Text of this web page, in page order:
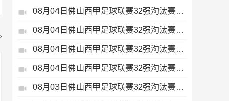
08月04日佛山西甲足球联赛32强淘汰赛藝品高國際VS湛江狂狼·粵辉能源全场录像
08月04日佛山西甲足球联赛32强淘汰赛贪玩游戏VS美的薪火全场录像
08月04日佛山西甲足球联赛32强淘汰赛肇庆恒骏成VS三七互娱全场录像
08月04日佛山西甲足球联赛32强淘汰赛广东西南建设VS香港圣徒全场录像
08月03日佛山西甲足球联赛32强淘汰赛广东凤铝VS湛江八部科技全场录像